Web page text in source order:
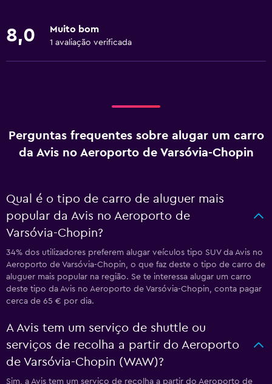
8,0 Muito bom
1 avaliação verificada
Perguntas frequentes sobre alugar um carro
da Avis no Aeroporto de Varsóvia-Chopin
Qual é o tipo de carro de aluguer mais
popular da Avis no Aeroporto de
Varsóvia-Chopin?
34% dos utilizadores preferem alugar veículos tipo SUV da Avis no
Aeroporto de Varsóvia-Chopin, o que faz deste o tipo de carro de
aluguer mais popular na região. Se te interessa alugar um carro
deste tipo da Avis no Aeroporto de Varsóvia-Chopin, conta pagar
cerca de 65 € por dia.
A Avis tem um serviço de shuttle ou
serviços de recolha a partir do Aeroporto
de Varsóvia-Chopin (WAW)?
Sim, a Avis tem um serviço de recolha a partir do Aeroporto de